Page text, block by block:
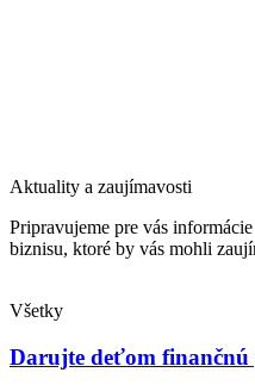
Aktuality a zaujímavosti
Pripravujeme pre vás
biznisu, ktoré by vás mohli
Všetky
Darujte deťom